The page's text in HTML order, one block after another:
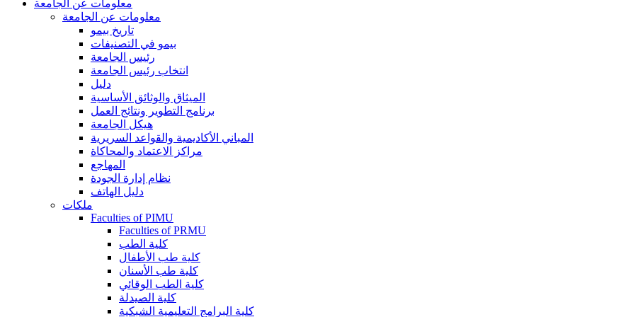
معلومات عن الجامعة
معلومات عن الجامعة
تاريخ بيمو
بيمو في التصنيفات
رئيس الجامعة
انتخاب رئيس الجامعة
دليل
الميثاق والوثائق الأساسية
برنامج التطوير ونتائج العمل
هيكل الجامعة
المباني الأكاديمية والقواعد السريرية
مراكز الاعتماد والمحاكاة
المهاجع
نظام إدارة الجودة
دليل الهاتف
ملكات
Faculties of PIMU
Faculties of PRMU
كلية الطب
كلية طب الأطفال
كلية طب الأسنان
كلية الطب الوقائي
كلية الصيدلة
كلية البرامج التعليمية الشبكية